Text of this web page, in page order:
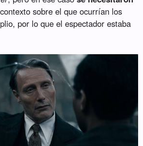
sobre el que ocurrían los
por lo que el espectador estaba